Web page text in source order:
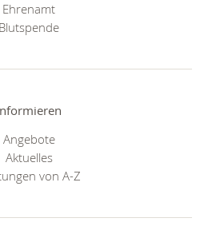
Ehrenamt
Blutspende
Angebote
Aktuelles
von A-Z